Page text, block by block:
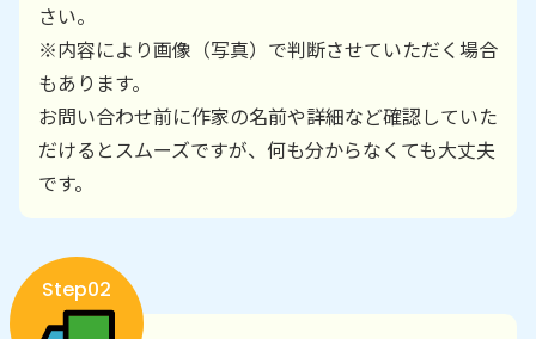
さい。
※内容により画像（写真）で判断させていただく場合
もあります。
お問い合わせ前に作家の名前や詳細など確認していた
だけるとスムーズですが、何も分からなくても大丈夫
です。
Step02